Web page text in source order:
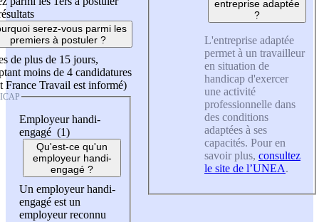
serez-vous parmi les
premiers à postuler ?
de plus de 15 jours,
moins de 4 candidatures
France Travail est informé)
Employeur handi-
engagé (1)
Qu'est-ce qu'un
employeur handi-
engagé ?
Un employeur handi-
engagé est un
employeur reconnu
entreprise adaptée
?
L'entreprise adaptée
permet à un travailleur
en situation de
handicap d'exercer
une activité
professionnelle dans
des conditions
adaptées à ses
capacités. Pour en
savoir plus, consultez
le site de l’UNEA.